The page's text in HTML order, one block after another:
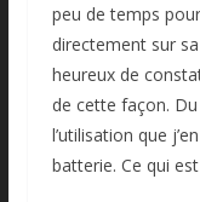
peu de temps
directement sur
heureux de
de cette façon.
l’utilisation que
batterie. Ce qui